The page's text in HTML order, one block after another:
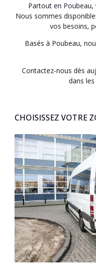
Partout en Poubeau,
Nous sommes
vos besoins,
Basés à Poubeau,
Contactez-nous dès
dans
CHOISISSEZ VOTRE